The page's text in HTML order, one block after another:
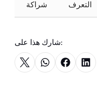
التعرف
شارك هذا على: